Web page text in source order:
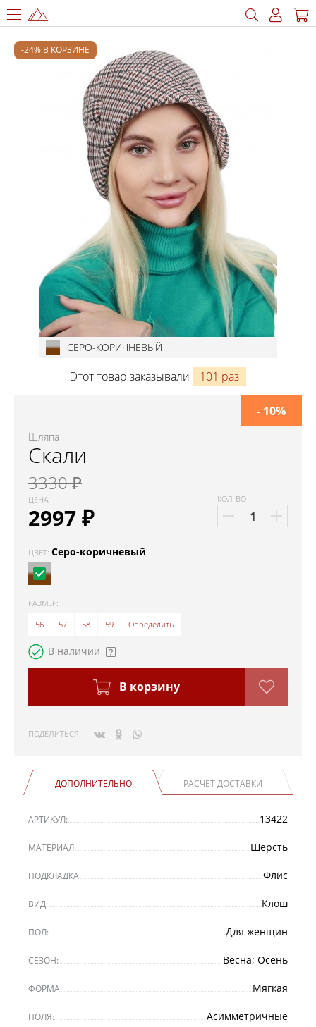
-24% В КОРЗИНЕ
СЕРО-КОРИЧНЕВЫЙ
Этот товар заказывали 101 раз
Шляпа
Скали
3330 ₽
ЦЕНА
2997₽
- 10%
КОЛ-ВО
ЦВЕТ: Серо-коричневый
РАЗМЕР:
56
57 58 59 Определить
В наличии
В корзину
ПОДЕЛИТЬСЯ
ДОПОЛНИТЕЛЬНО РАСЧЕТ ДОСТАВКИ
АРТИКУЛ: 13422
МАТЕРИАЛ: Шерсть
ПОДКЛАДКА: Флис
ВИД: Клош
ПОЛ: Для женщин
СЕЗОН: Весна; Осень
ФОРМА: Мягкая
ПОЛЯ: Асимметричные